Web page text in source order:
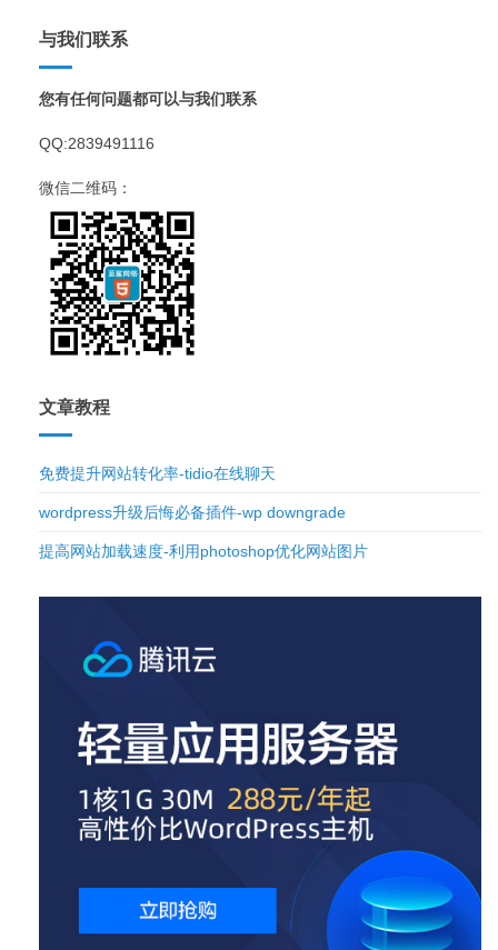
与我们联系
您有任何问题都可以与我们联系
QQ:2839491116
微信二维码：
文章教程
免费提升网站转化率-tidio在线聊天
wordpress升级后悔必备插件-wp downgrade
提高网站加载速度-利用photoshop优化网站图片